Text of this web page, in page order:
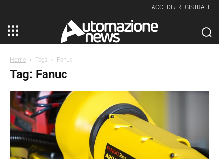
ACCEDI / REGISTRATI
Home Tags Fanuc
Tag: Fanuc